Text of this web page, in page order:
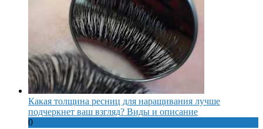
Какая толщина ресниц для наращивания лучше
подчеркнет ваш взгляд? Виды и описание
0